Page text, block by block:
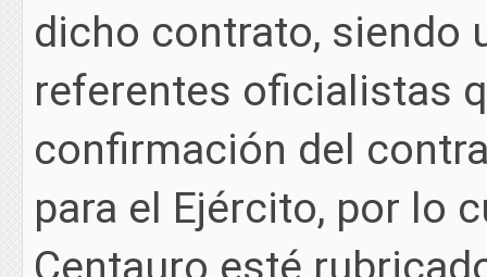
dicho contrato, siendo
referentes oficialistas
confirmación del
para el Ejército, por lo